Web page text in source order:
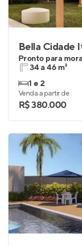
Bella Cidade
Pronto para
34 a 46 m²
1 e 2
Venda a partir de
R$ 380.000